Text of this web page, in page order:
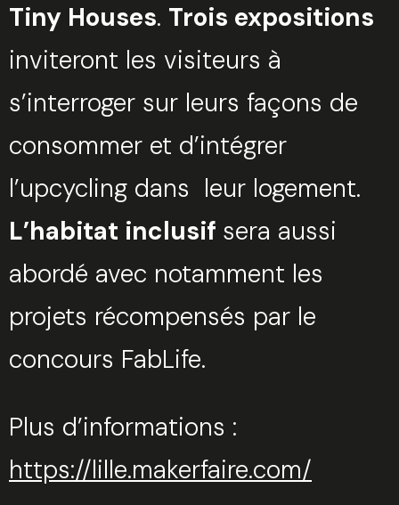
Tiny Houses. Trois expositions
inviteront les visiteurs à
s’interroger sur leurs façons de
consommer et d’intégrer
l’upcycling dans leur logement.
L’habitat inclusif sera aussi
abordé avec notamment les
projets récompensés par le
concours FabLife.
Plus d’informations :
https://lille.makerfaire.com/